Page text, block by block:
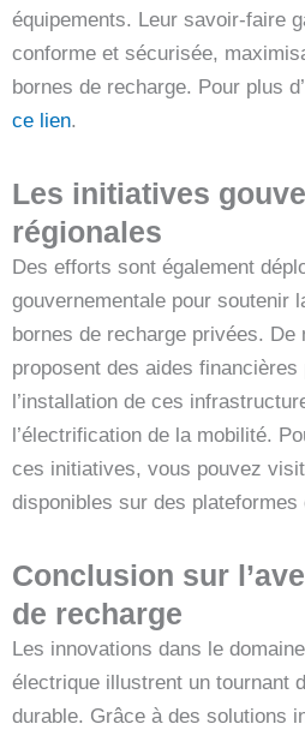
équipements. Leur savoir-faire
conforme et sécurisée,
bornes de recharge. Pour plus
ce lien.
Les initiatives
régionales
Des efforts sont également
gouvernementale pour soutenir
bornes de recharge privées. De
proposent des aides financières
l’installation de ces
l’électrification de la mobilité.
ces initiatives, vous pouvez
disponibles sur des plateformes
Conclusion sur
de recharge
Les innovations dans le
électrique illustrent un tournant
durable. Grâce à des solutions